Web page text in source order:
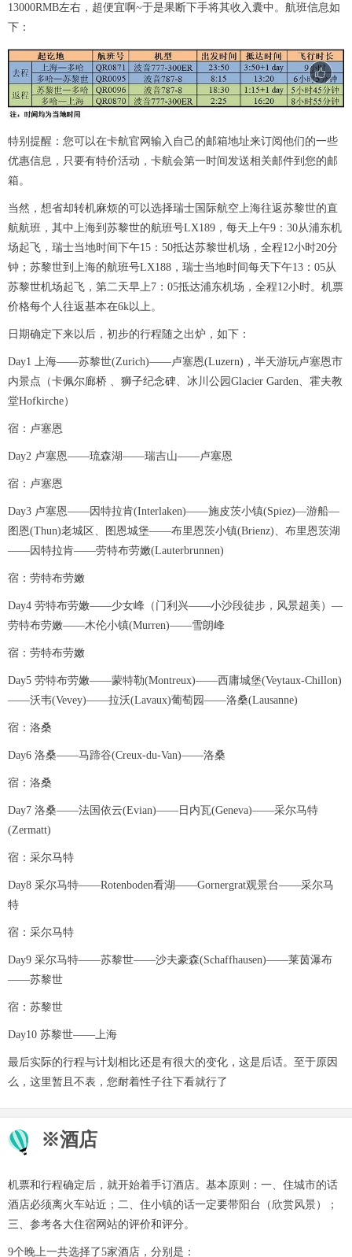
13000RMB左右，超便宜啊~于是果断下手将其收入囊中。航班信息如
下：
特别提醒：您可以在卡航官网输入自己的邮箱地址来订阅他们的一些
优惠信息，只要有特价活动，卡航会第一时间发送相关邮件到您的邮
箱。
当然，想省却转机麻烦的可以选择瑞士国际航空上海往返苏黎世的直
航航班，其中上海到苏黎世的航班号LX189，每天上午9：30从浦东机
场起飞，瑞士当地时间下午15：50抵达苏黎世机场，全程12小时20分
钟；苏黎世到上海的航班号LX188，瑞士当地时间每天下午13：05从
苏黎世机场起飞，第二天早上7：05抵达浦东机场，全程12小时。机票
价格每个人往返基本在6k以上。
日期确定下来以后，初步的行程随之出炉，如下：
Day1 上海——苏黎世(Zurich)——卢塞恩(Luzern)，半天游玩卢塞恩市
内景点（卡佩尔廊桥 、狮子纪念碑、冰川公园Glacier Garden、霍夫教
堂Hofkirche）
宿：卢塞恩
Day2 卢塞恩——琉森湖——瑞吉山——卢塞恩
宿：卢塞恩
Day3 卢塞恩——因特拉肯(Interlaken)——施皮茨小镇(Spiez)—游船—
图恩(Thun)老城区、图恩城堡——布里恩茨小镇(Brienz)、布里恩茨湖
——因特拉肯——劳特布劳嫩(Lauterbrunnen)
宿：劳特布劳嫩
Day4 劳特布劳嫩——少女峰（门利兴——小沙段徒步，风景超美）—
劳特布劳嫩——木伦小镇(Murren)——雪朗峰
宿：劳特布劳嫩
Day5 劳特布劳嫩——蒙特勒(Montreux)——西庸城堡(Veytaux-Chillon)
——沃韦(Vevey)——拉沃(Lavaux)葡萄园——洛桑(Lausanne)
宿：洛桑
Day6 洛桑——马蹄谷(Creux-du-Van)——洛桑
宿：洛桑
Day7 洛桑——法国依云(Evian)——日内瓦(Geneva)——采尔马特
(Zermatt)
宿：采尔马特
Day8 采尔马特——Rotenboden看湖——Gornergrat观景台——采尔马
特
宿：采尔马特
Day9 采尔马特——苏黎世——沙夫豪森(Schaffhausen)——莱茵瀑布
——苏黎世
宿：苏黎世
Day10 苏黎世——上海
最后实际的行程与计划相比还是有很大的变化，这是后话。至于原因
么，这里暂且不表，您耐着性子往下看就行了
※酒店
机票和行程确定后，就开始着手订酒店。基本原则：一、住城市的话
酒店必须离火车站近；二、住小镇的话一定要带阳台（欣赏风景）；
三、参考各大住宿网站的评价和评分。
9个晚上一共选择了5家酒店，分别是：